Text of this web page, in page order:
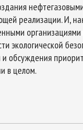
реализации. И,
организациями
экологической
обсуждения
в целом.